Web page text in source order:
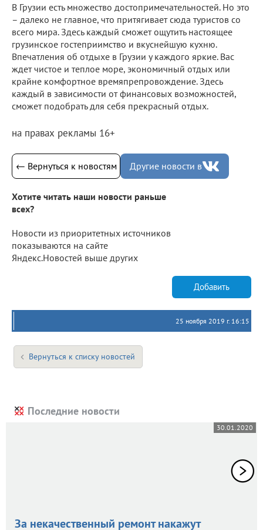
В Грузии есть множество достопримечательностей. Но это
– далеко не главное, что притягивает сюда туристов со
всего мира. Здесь каждый сможет ощутить настоящее
грузинское гостеприимство и вкуснейшую кухню.
Впечатления об отдыхе в Грузии у каждого яркие. Вас
ждет чистое и теплое море, экономичный отдых или
крайне комфортное времяпрепровождение. Здесь
каждый в зависимости от финансовых возможностей,
сможет подобрать для себя прекрасный отдых.
на правах рекламы 16+
← Вернуться к новостям Другие новости в
Хотите читать наши новости раньше
всех?
Новости из приоритетных источников
показываются на сайте
Яндекс.Новостей выше других
Добавить
25 ноября 2019 г. 16:15
Вернуться к списку новостей
Последние новости
30.01.2020
За некачественный ремонт накажут